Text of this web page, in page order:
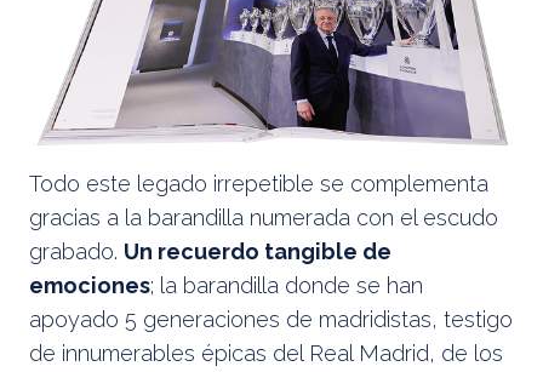
Todo este legado irrepetible se complementa
gracias a la barandilla numerada con el escudo
grabado. Un recuerdo tangible de
emociones; la barandilla donde se han
apoyado 5 generaciones de madridistas, testigo
de innumerables épicas del Real Madrid, de los